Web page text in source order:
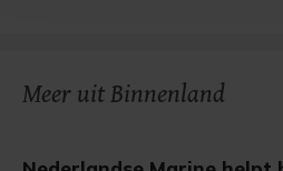
Meer uit Binnenland